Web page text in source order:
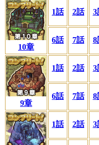
10章
1話 2話 3
6話 7話 8
9章
1話 2話 3
6話 7話 8
1話 2話 3